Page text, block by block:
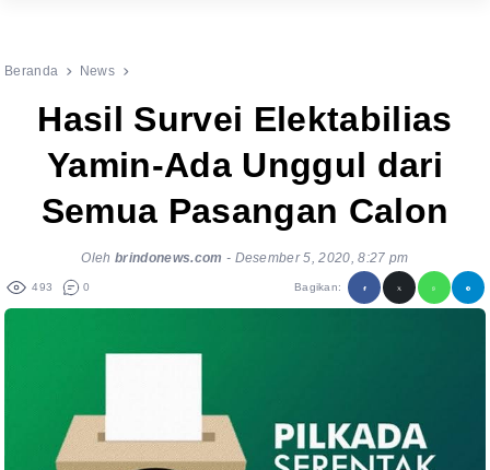
Beranda News
Hasil Survei Elektabilias
Yamin-Ada Unggul dari
Semua Pasangan Calon
Olehbrindonews.com - Desember 5, 2020, 8:27 pm
493 0 Bagikan: